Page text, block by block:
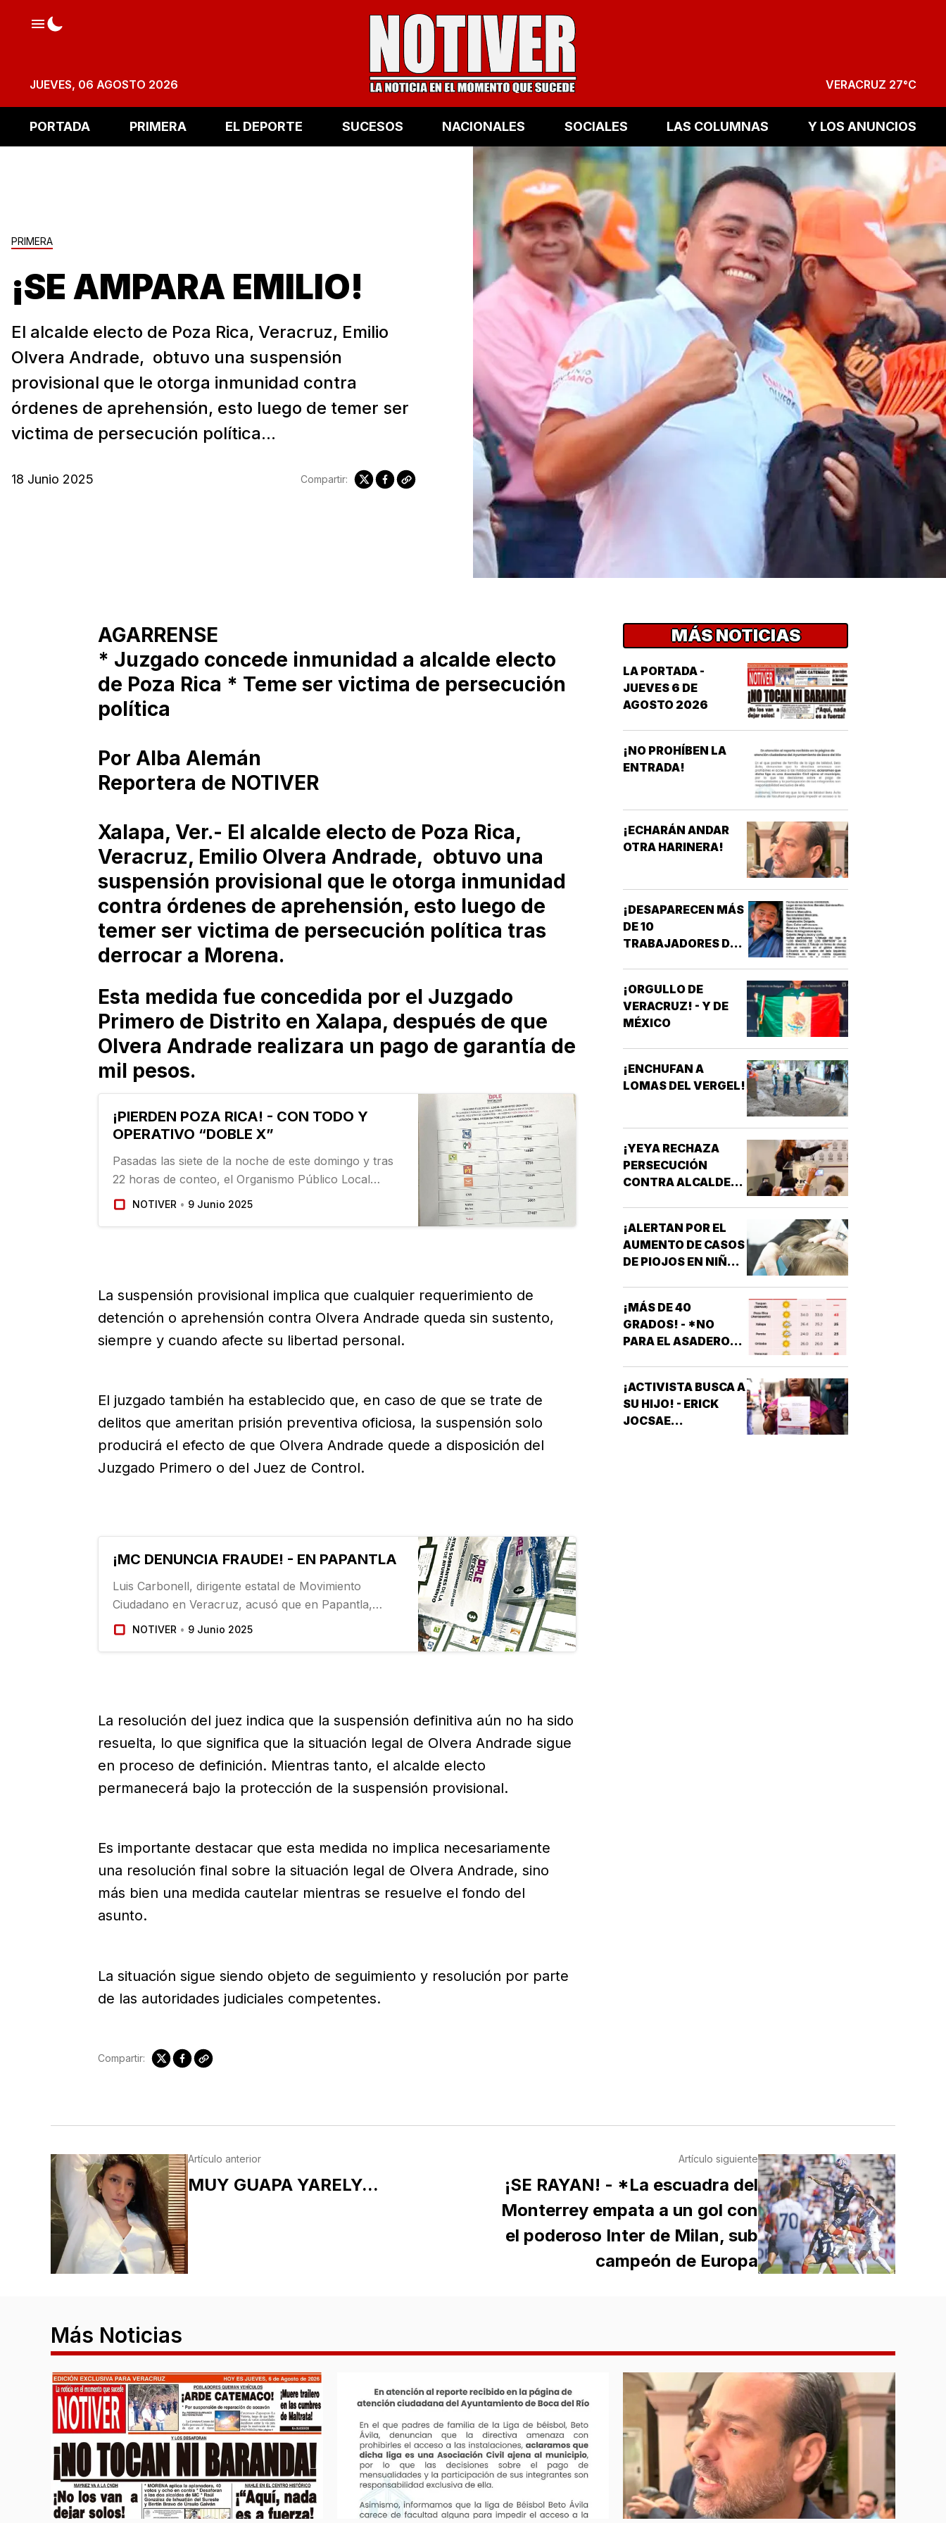
JUEVES, 06 AGOSTO 2026 VERACRUZ 27°C
PORTADA PRIMERA EL DEPORTE SUCESOS NACIONALES SOCIALES LAS COLUMNAS Y LOS ANUNCIOS
PRIMERA
¡SE AMPARA EMILIO!
El alcalde electo de Poza Rica, Veracruz, Emilio
Olvera Andrade, obtuvo una suspensión
provisional que le otorga inmunidad contra
órdenes de aprehensión, esto luego de temer ser
victima de persecución política...
18 Junio 2025 Compartir:
AGARRENSE
* Juzgado concede inmunidad a alcalde electo
de Poza Rica * Teme ser victima de persecución
política
Por Alba Alemán
Reportera de NOTIVER
Xalapa, Ver.- El alcalde electo de Poza Rica,
Veracruz, Emilio Olvera Andrade, obtuvo una
suspensión provisional que le otorga inmunidad
contra órdenes de aprehensión, esto luego de
temer ser victima de persecución política tras
derrocar a Morena.
Esta medida fue concedida por el Juzgado
Primero de Distrito en Xalapa, después de que
Olvera Andrade realizara un pago de garantía de
mil pesos.
¡PIERDEN POZA RICA! - CON TODO Y
OPERATIVO “DOBLE X”
Pasadas las siete de la noche de este domingo y tras
22 horas de conteo, el Organismo Público Local
Electoral (OPLE), concluyó el cómputo municipal de
NOTIVER 9 Junio 2025
La suspensión provisional implica que cualquier requerimiento de
detención o aprehensión contra Olvera Andrade queda sin sustento,
siempre y cuando afecte su libertad personal.
El juzgado también ha establecido que, en caso de que se trate de
delitos que ameritan prisión preventiva oficiosa, la suspensión solo
producirá el efecto de que Olvera Andrade quede a disposición del
Juzgado Primero o del Juez de Control.
¡MC DENUNCIA FRAUDE! - EN PAPANTLA
Luis Carbonell, dirigente estatal de Movimiento
Ciudadano en Veracruz, acusó que en Papantla,
Morena y el OPLE están repitiendo una “ingeniería
NOTIVER 9 Junio 2025
La resolución del juez indica que la suspensión definitiva aún no ha sido
resuelta, lo que significa que la situación legal de Olvera Andrade sigue
en proceso de definición. Mientras tanto, el alcalde electo
permanecerá bajo la protección de la suspensión provisional.
Es importante destacar que esta medida no implica necesariamente
una resolución final sobre la situación legal de Olvera Andrade, sino
más bien una medida cautelar mientras se resuelve el fondo del
asunto.
La situación sigue siendo objeto de seguimiento y resolución por parte
de las autoridades judiciales competentes.
Compartir:
MÁS NOTICIAS
LA PORTADA -
JUEVES 6 DE
AGOSTO 2026
¡NO PROHÍBEN LA
ENTRADA!
¡ECHARÁN ANDAR
OTRA HARINERA!
¡DESAPARECEN MÁS
DE 10
TRABAJADORES DEL
DESAPARICIÓN
MASIVA
¡ORGULLO DE
VERACRUZ! - Y DE
MÉXICO
¡ENCHUFAN A
LOMAS DEL VERGEL!
¡YEYA RECHAZA
PERSECUCIÓN
CONTRA ALCALDES!
¡ALERTAN POR EL
AUMENTO DE CASOS
DE PIOJOS EN NIÑOS
¡MÁS DE 40
GRADOS! - *NO
PARA EL ASADERO
¡ACTIVISTA BUSCA A
SU HIJO! - ERICK
JOCSAE
Artículo anterior
MUY GUAPA YARELY...
Artículo siguiente
¡SE RAYAN! - *La escuadra del
Monterrey empata a un gol con
el poderoso Inter de Milan, sub
campeón de Europa
Más Noticias